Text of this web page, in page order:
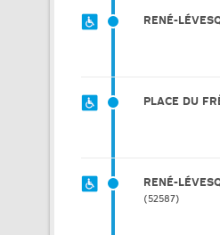
RENÉ-
PLACE DU
RENÉ-
52587